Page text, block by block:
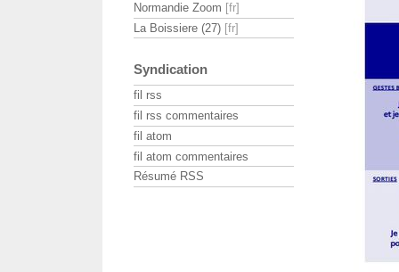
Normandie Zoom
La Boissiere (27)
Syndication
fil rss
fil rss commentaires
fil atom
fil atom commentaires
Résumé RSS